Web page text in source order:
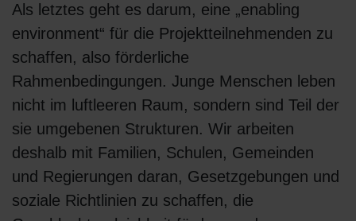
Als letztes geht es darum, eine „enabling
environment“ für die Projektteilnehmenden zu
schaffen, also förderliche
Rahmenbedingungen. Junge Menschen leben
nicht im luftleeren Raum, sondern sind Teil der
sie umgebenen Strukturen. Wir arbeiten
deshalb mit Familien, Schulen, Gemeinden
und Regierungen daran, Gesetzgebungen und
soziale Richtlinien zu schaffen, die